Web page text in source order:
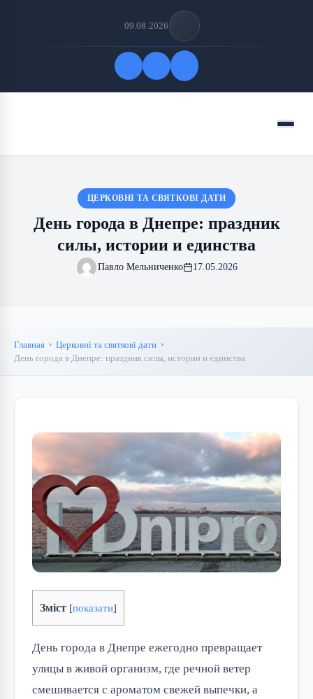
09.08.2026
Меню
ЦЕРКОВНІ ТА СВЯТКОВІ ДАТИ
День города в Днепре: праздник
силы, истории и единства
Павло Мельниченко 17.05.2026
Главная
Церковні та святкові дати
День города в Днепре: праздник силы, истории и единства
Зміст [показати]
День города в Днепре ежегодно превращает
улицы в живой организм, где речной ветер
смешивается с ароматом свежей выпечки, а